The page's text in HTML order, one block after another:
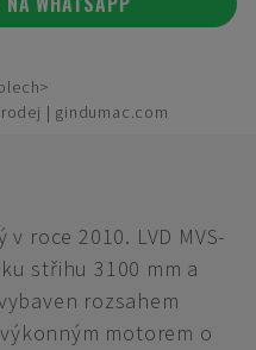
| gindumac.com
roce 2010. LVD MVS-
střihu 3100 mm a
rozsahem
motorem o